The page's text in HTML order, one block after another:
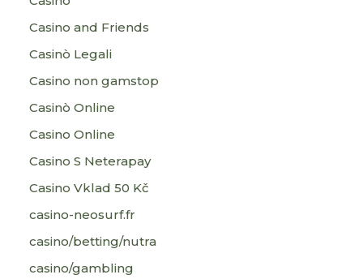
Casino and Friends
Casinò Legali
Casino non gamstop
Casinò Online
Casino Online
Casino S Neterapay
Casino Vklad 50 Kč
casino-neosurf.fr
casino/betting/nutra
casino/gambling